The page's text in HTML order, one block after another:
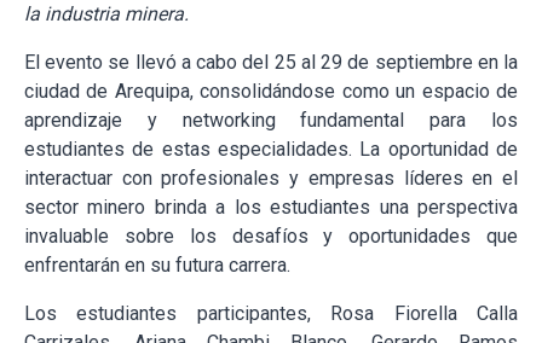
la industria minera.
El evento se llevó a cabo del 25 al 29 de septiembre en la
ciudad de Arequipa, consolidándose como un espacio de
aprendizaje y networking fundamental para los
estudiantes de estas especialidades. La oportunidad de
interactuar con profesionales y empresas líderes en el
sector minero brinda a los estudiantes una perspectiva
invaluable sobre los desafíos y oportunidades que
enfrentarán en su futura carrera.
Los estudiantes participantes, Rosa Fiorella Calla